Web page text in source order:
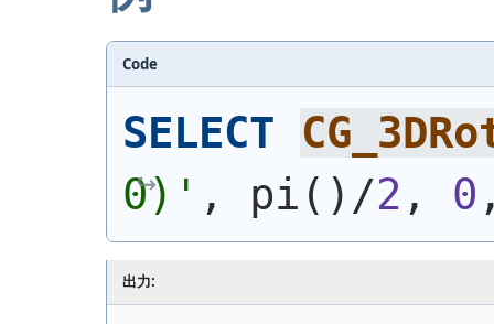
Code
SELECT
0) ' , pi ( ) /2 , 0
出力: